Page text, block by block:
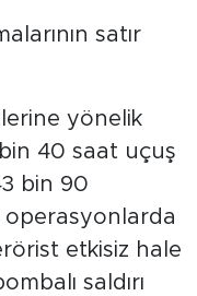
satır
yönelik
bin 40 saat uçuş
bin 90
etkisiz hale
saldırı